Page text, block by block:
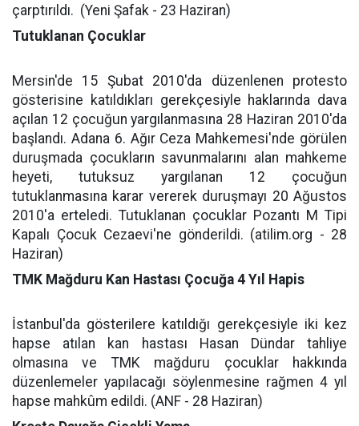
çarptırıldı. (Yeni Şafak - 23 Haziran)
Tutuklanan Çocuklar
Mersin'de 15 Şubat 2010'da düzenlenen protesto
gösterisine katıldıkları gerekçesiyle haklarında dava
açılan 12 çocuğun yargılanmasına 28 Haziran 2010'da
başlandı. Adana 6. Ağır Ceza Mahkemesi'nde görülen
duruşmada çocukların savunmalarını alan mahkeme
heyeti, tutuksuz yargılanan 12 çocuğun
tutuklanmasına karar vererek duruşmayı 20 Ağustos
2010'a erteledi. Tutuklanan çocuklar Pozantı M Tipi
Kapalı Çocuk Cezaevi'ne gönderildi. (atilim.org - 28
Haziran)
TMK Mağduru Kan Hastası Çocuğa 4 Yıl Hapis
İstanbul'da gösterilere katıldığı gerekçesiyle iki kez
hapse atılan kan hastası Hasan Dündar tahliye
olmasına ve TMK mağduru çocuklar hakkında
düzenlemeler yapılacağı söylenmesine rağmen 4 yıl
hapse mahkûm edildi. (ANF - 28 Haziran)